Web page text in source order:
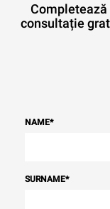
consultație
NAME*
SURNAME*